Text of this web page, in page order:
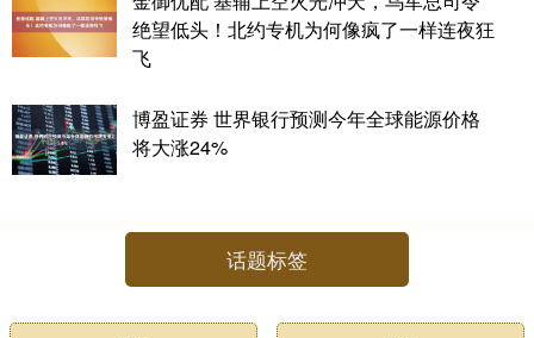
绝望低头！北约专机为何像疯了一样连夜狂
飞
博盈证券 世界银行预测今年全球能源价格
将大涨24%
话题标签